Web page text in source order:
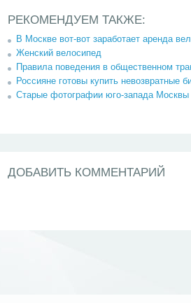
РЕКОМЕНДУЕМ ТАКЖЕ:
В Москве вот-вот заработает аренда
Женский велосипед
Правила поведения в общественном
Россияне готовы купить невозвратные
Старые фотографии юго-запада Москвы
ДОБАВИТЬ КОММЕНТАРИЙ